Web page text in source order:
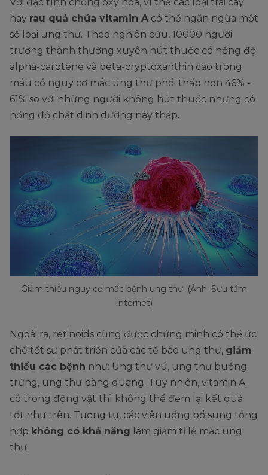
Với đặc tính chống oxy hóa, vì thế các loại trái cây
hay rau quả chứa vitamin A có thể ngăn ngừa một
số loại ung thư. Theo nghiên cứu, 10000 người
trưởng thành thường xuyên hút thuốc có nồng độ
alpha-carotene và beta-cryptoxanthin cao trong
máu có nguy cơ mắc ung thư phổi thấp hơn 46% -
61% so với những người không hút thuốc nhưng có
nồng độ chất dinh dưỡng này thấp.
Giảm thiểu nguy cơ mắc bệnh ung thư. (Ảnh: Sưu tầm
Internet)
Ngoài ra, retinoids cũng được chứng minh có thể ức
chế tốt sự phát triển của các tế bào ung thư, giảm
thiểu các bệnh như: Ung thư vú, ung thư buồng
trứng, ung thư bàng quang. Tuy nhiên, vitamin A
có trong động vật thì không thể đem lại kết quả
tốt như trên. Tương tự, các viên uống bổ sung tổng
hợp không có khả năng làm giảm tỉ lệ mắc ung
thư.